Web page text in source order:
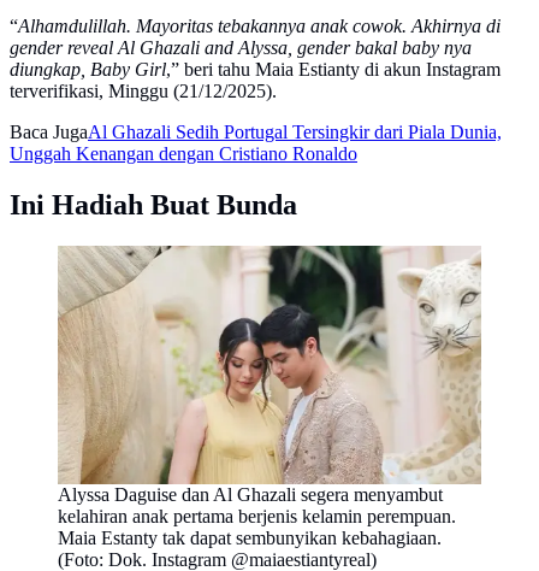
“Alhamdulillah. Mayoritas tebakannya anak cowok. Akhirnya di
gender reveal Al Ghazali and Alyssa, gender bakal baby nya
diungkap, Baby Girl,” beri tahu Maia Estianty di akun Instagram
terverifikasi, Minggu (21/12/2025).
Baca JugaAl Ghazali Sedih Portugal Tersingkir dari Piala Dunia,
Unggah Kenangan dengan Cristiano Ronaldo
Ini Hadiah Buat Bunda
Alyssa Daguise dan Al Ghazali segera menyambut
kelahiran anak pertama berjenis kelamin perempuan.
Maia Estanty tak dapat sembunyikan kebahagiaan.
(Foto: Dok. Instagram @maiaestiantyreal)